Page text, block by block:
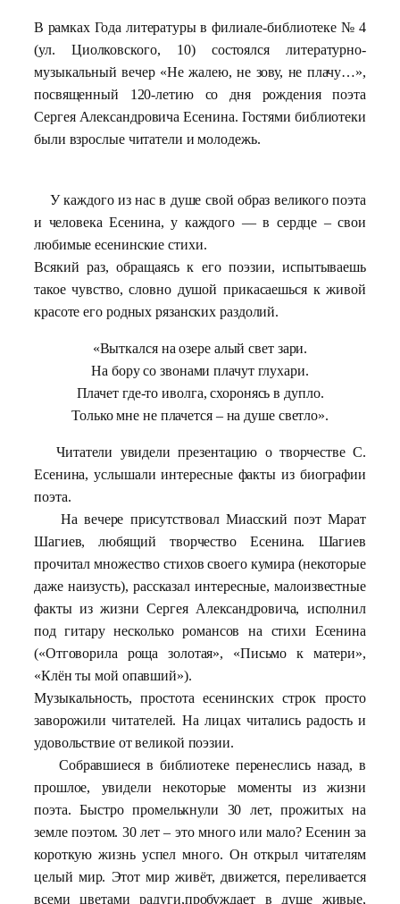
В рамках Года литературы в филиале-библиотеке № 4
(ул. Циолковского, 10) состоялся литературно-
музыкальный вечер «Не жалею, не зову, не плачу…»,
посвященный 120-летию со дня рождения поэта
Сергея Александровича Есенина. Гостями библиотеки
были взрослые читатели и молодежь.
У каждого из нас в душе свой образ великого поэта
и человека Есенина, у каждого — в сердце – свои
любимые есенинские стихи.
Всякий раз, обращаясь к его поэзии, испытываешь
такое чувство, словно душой прикасаешься к живой
красоте его родных рязанских раздолий.
«Выткался на озере алый свет зари.
На бору со звонами плачут глухари.
Плачет где-то иволга, схоронясь в дупло.
Только мне не плачется – на душе светло».
Читатели увидели презентацию о творчестве С.
Есенина, услышали интересные факты из биографии
поэта.
На вечере присутствовал Миасский поэт Марат
Шагиев, любящий творчество Есенина. Шагиев
прочитал множество стихов своего кумира (некоторые
даже наизусть), рассказал интересные, малоизвестные
факты из жизни Сергея Александровича, исполнил
под гитару несколько романсов на стихи Есенина
(«Отговорила роща золотая», «Письмо к матери»,
«Клён ты мой опавший»).
Музыкальность, простота есенинских строк просто
заворожили читателей. На лицах читались радость и
удовольствие от великой поэзии.
Собравшиеся в библиотеке перенеслись назад, в
прошлое, увидели некоторые моменты из жизни
поэта. Быстро промелькнули 30 лет, прожитых на
земле поэтом. 30 лет – это много или мало? Есенин за
короткую жизнь успел много. Он открыл читателям
целый мир. Этот мир живёт, движется, переливается
всеми цветами радуги,пробуждает в душе живые,